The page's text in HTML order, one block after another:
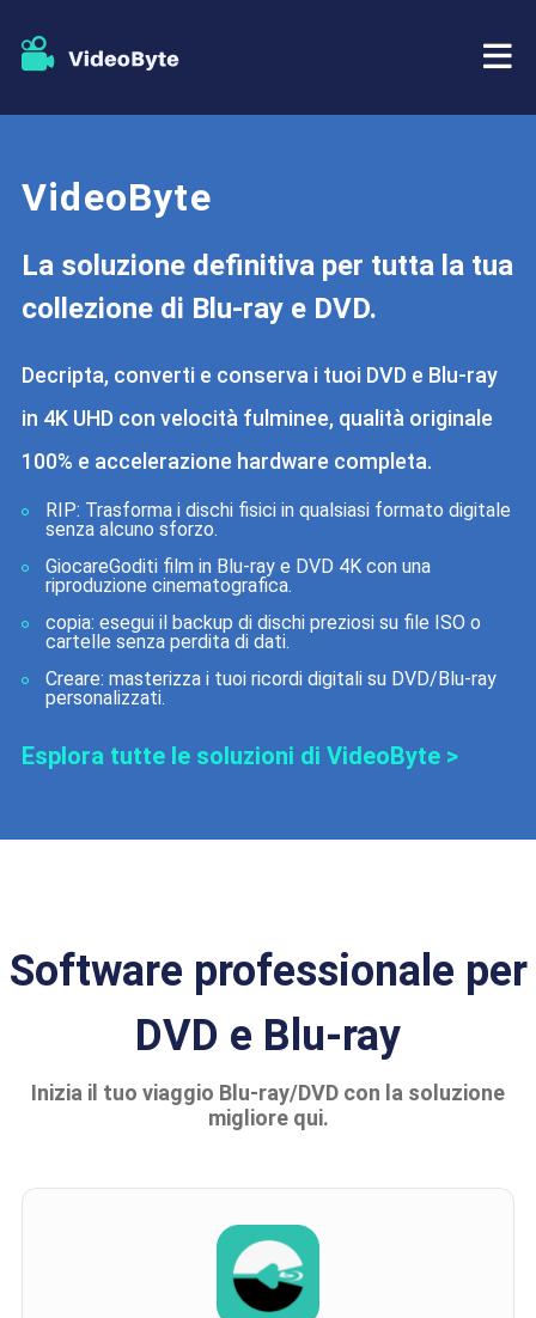
Ripper BD-DVD
Creatore di DVD
Copia DVD
Copia Blu-ray
Negozio
Risorse
VideoByte
La soluzione definitiva per tutta la tua
collezione di Blu-ray e DVD.
Decripta, converti e conserva i tuoi DVD e Blu-ray
in 4K UHD con velocità fulminee, qualità originale
100% e accelerazione hardware completa.
RIP: Trasforma i dischi fisici in qualsiasi formato digitale
senza alcuno sforzo.
GiocareGoditi film in Blu-ray e DVD 4K con una
riproduzione cinematografica.
copia: esegui il backup di dischi preziosi su file ISO o
cartelle senza perdita di dati.
Creare: masterizza i tuoi ricordi digitali su DVD/Blu-ray
personalizzati.
Esplora tutte le soluzioni di VideoByte >
Software professionale per
DVD e Blu-ray
Inizia il tuo viaggio Blu-ray/DVD con la soluzione
migliore qui.